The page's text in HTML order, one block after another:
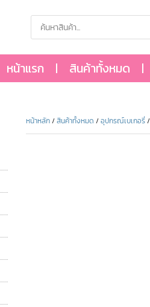
หน้าแรก สินค้าทั้งหมด
หน้าหลัก/สินค้าทั้งหมด /อุปกรณ์เบเกอรี่/